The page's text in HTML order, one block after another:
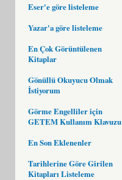
Eser'e göre listeleme
Yazar'a göre listeleme
En Çok Görüntülenen
Kitaplar
Gönüllü Okuyucu Olmak
İstiyorum
Görme Engelliler için
GETEM Kullanım Klavuzu
En Son Eklenenler
Tarihlerine Göre Girilen
Kitapları Listeleme